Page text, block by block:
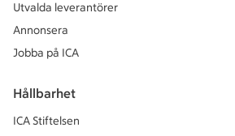
Utvalda leverantörer
Annonsera
Jobba på ICA
Hållbarhet
ICA Stiftelsen